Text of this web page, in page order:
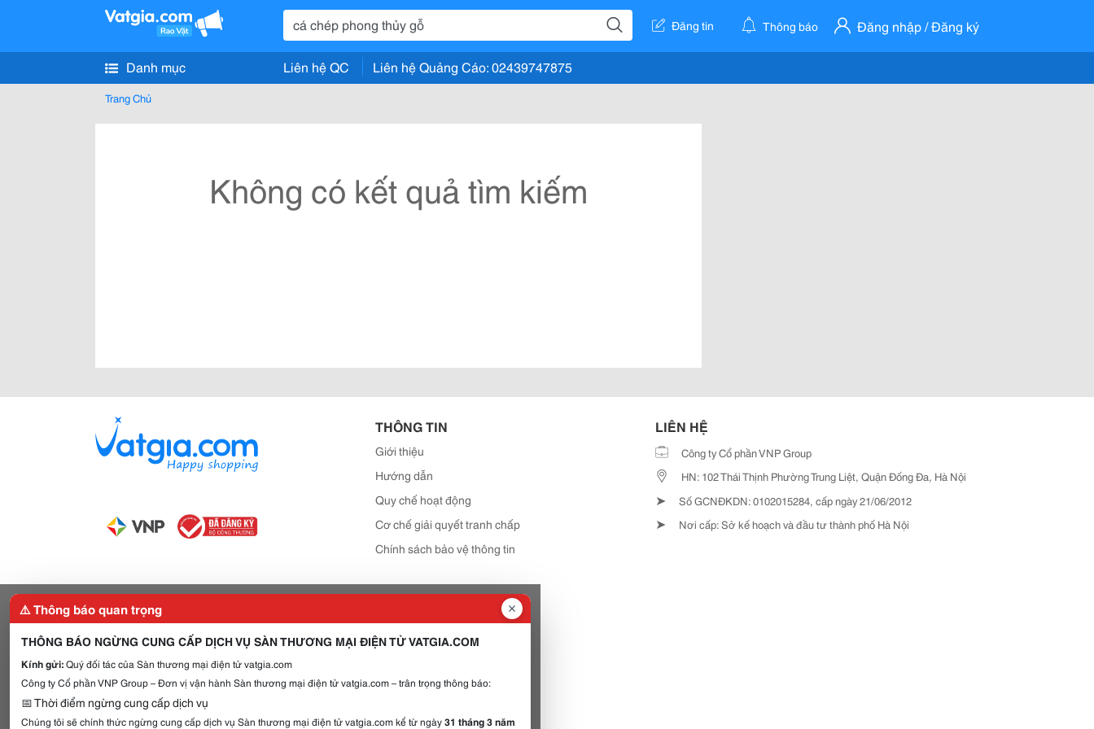
Đăng tin Thông báo Đăng nhập / Đăng ký
Danh mục Liên hệ QC Liên hệ Quảng Cáo: 02439747875
Trang Chủ
Không có kết quả tìm kiếm
THÔNG TIN
Giới thiệu
Hướng dẫn
Quy chế hoạt động
Cơ chế giải quyết tranh chấp
Chính sách bảo vệ thông tin
LIÊN HỆ
Công ty Cổ phần VNP Group
HN: 102 Thái Thịnh Phường Trung Liệt, Quận Đống Đa, Hà Nội
➤ Số GCNĐKDN: 0102015284, cấp ngày 21/06/2012
➤ Nơi cấp: Sở kế hoạch và đầu tư thành phố Hà Nội
⚠️ Thông báo quan trọng
THÔNG BÁO NGỪNG CUNG CẤP DỊCH VỤ SÀN THƯƠNG MẠI ĐIỆN TỬ VATGIA.COM
Kính gửi:Quý đối tác của Sàn thương mại điện tử vatgia.com
Công ty Cổ phần VNP Group – Đơn vị vận hành Sàn thương mại điện tử vatgia.com – trân trọng thông báo:
📅 Thời điểm ngừng cung cấp dịch vụ
Chúng tôi sẽ chính thức ngừng cung cấp dịch vụ Sàn thương mại điện tử vatgia.com kể từ ngày31 tháng 3 năm